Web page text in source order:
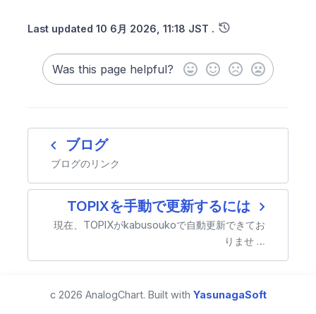
Last updated10 6月 2026, 11:18 JST . history
Was this page helpful?
navigate_before ブログ
ブログのリンク
TOPIXを手動で更新するには navigate_next
現在、TOPIXがkabusoukoで自動更新できてお
りませ …
c 2026 AnalogChart. Built with YasunagaSoft